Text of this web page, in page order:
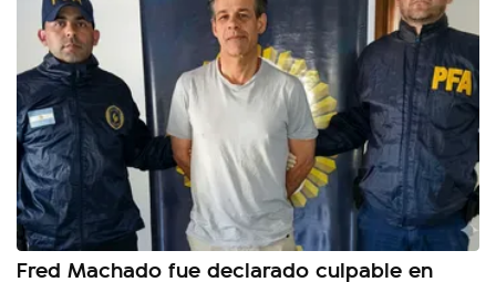
Fred Machado fue declarado culpable en